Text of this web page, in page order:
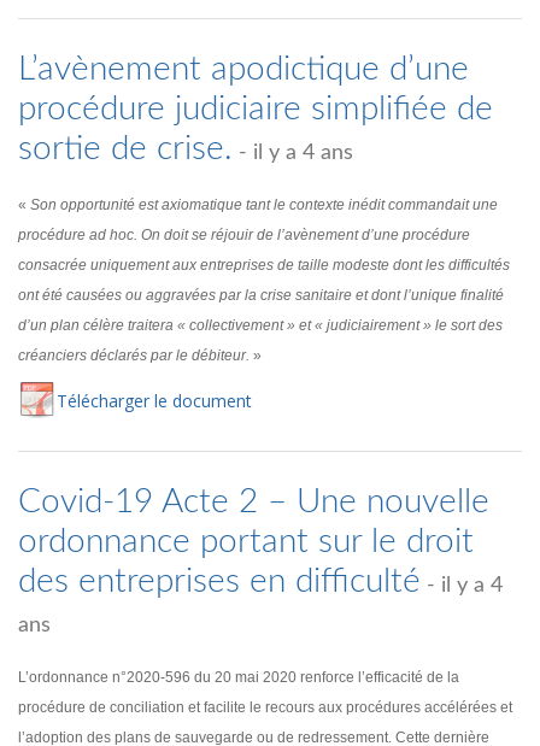
L’avènement apodictique d’une
procédure judiciaire simplifiée de
sortie de crise. - il y a 4 ans
« Son opportunité est axiomatique tant le contexte inédit commandait une
procédure ad hoc. On doit se réjouir de l’avènement d’une procédure
consacrée uniquement aux entreprises de taille modeste dont les difficultés
ont été causées ou aggravées par la crise sanitaire et dont l’unique finalité
d’un plan célère traitera « collectivement » et « judiciairement » le sort des
créanciers déclarés par le débiteur. »
Télécharger le document
Covid-19 Acte 2 – Une nouvelle
ordonnance portant sur le droit
des entreprises en difficulté - il y a 4
ans
L’ordonnance n°2020-596 du 20 mai 2020 renforce l’efficacité de la
procédure de conciliation et facilite le recours aux procédures accélérées et
l’adoption des plans de sauvegarde ou de redressement. Cette dernière